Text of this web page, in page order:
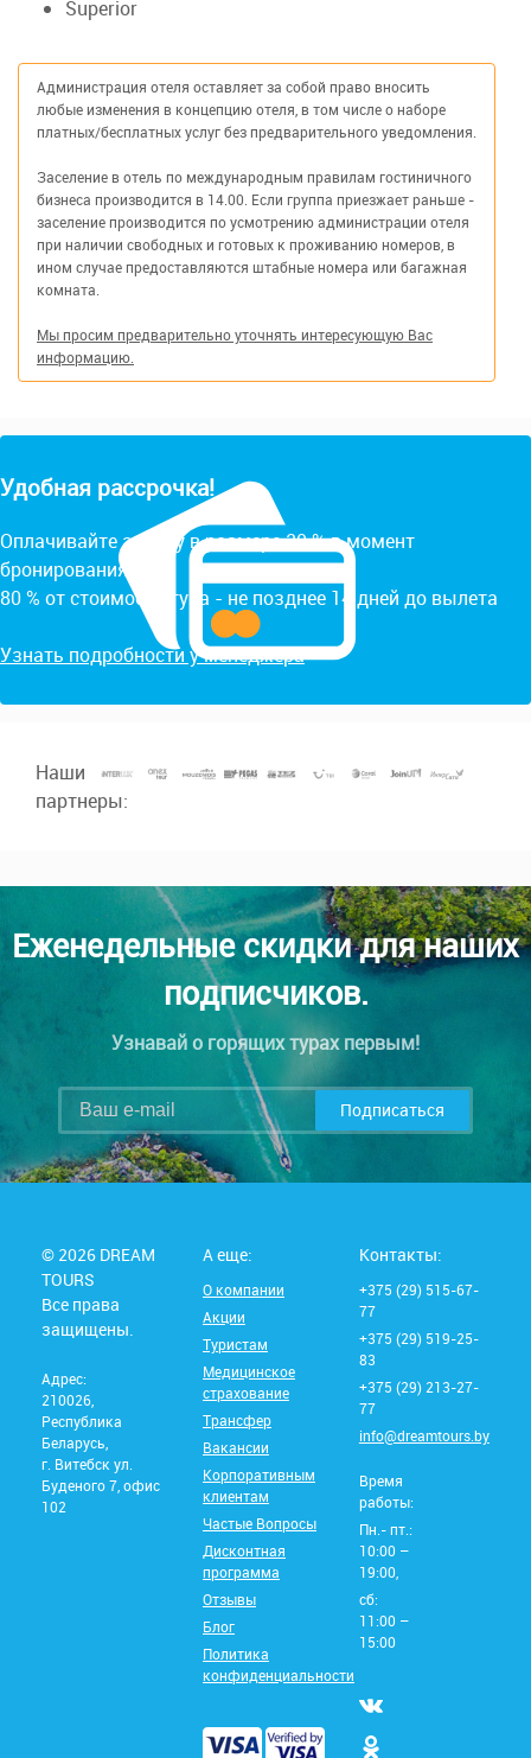
Superior
Администрация отеля оставляет за собой право вносить
любые изменения в концепцию отеля, в том числе о наборе
платных/бесплатных услуг без предварительного уведомления.
Заселение в отель по международным правилам гостиничного
бизнеса производится в 14.00. Если группа приезжает раньше -
заселение производится по усмотрению администрации отеля
при наличии свободных и готовых к проживанию номеров, в
ином случае предоставляются штабные номера или багажная
комната.
Мы просим предварительно уточнять интересующую Вас
информацию.
Удобная рассрочка!
Оплачивайте заявку в размере 20 % в момент
бронирования.
80 % от стоимости тура - не позднее 14 дней до вылета
Узнать подробности у менеджера
Наши
партнеры:
Еженедельные скидки для наших
подписчиков.
Узнавай о горящих турах первым!
Подписаться
© 2026 DREAM
TOURS
Все права
защищены.
Адрес:
210026,
Республика
Беларусь,
г. Витебск ул.
Буденого 7, офис
102
А еще:
О компании
Акции
Туристам
Медицинское
страхование
Трансфер
Вакансии
Корпоративным
клиентам
Частые Вопросы
Дисконтная
программа
Отзывы
Блог
Политика
конфиденциальности
Контакты:
+375 (29) 515-67-
77
+375 (29) 519-25-
83
+375 (29) 213-27-
77
info@dreamtours.by
Время
работы:
Пн.- пт.:
10:00 –
19:00,
сб:
11:00 –
15:00